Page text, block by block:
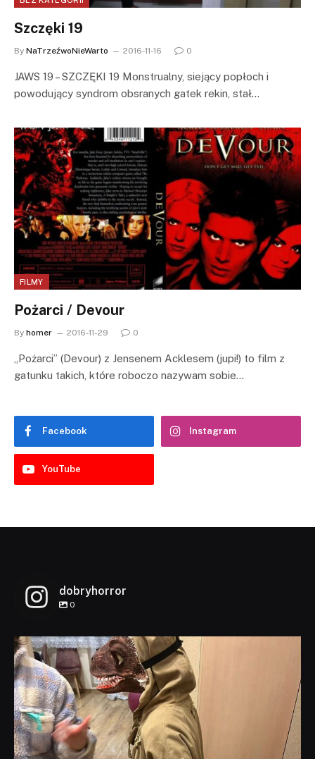
Szczęki 19
By NaTrzeźwoNieWarto 2016-11-16 0
JAWS 19 – SZCZĘKI 19 Monstrualny, siejący popłoch i
powodujący syndrom obsranych gatek rekin, stał…
FILMY
Pożarci / Devour
By homer 2016-11-29 0
„Pożarci” (Devour) z Jensenem Acklesem (jupi!) to film z
gatunku takich, które roboczo nazywam sobie…
Facebook Instagram
YouTube
dobryhorror
0
dobryhorror
Lis 1